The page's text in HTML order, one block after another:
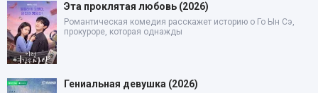
Эта проклятая любовь (2026)
Романтическая комедия расскажет историю о Го Ын Сэ,
прокуроре, которая однажды
Гениальная девушка (2026)